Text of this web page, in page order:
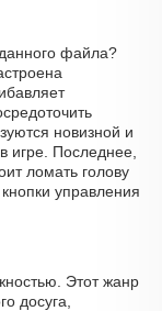
файла?
новизной и
игре. Последнее,
ломать голову
управления
Этот жанр
досуга,